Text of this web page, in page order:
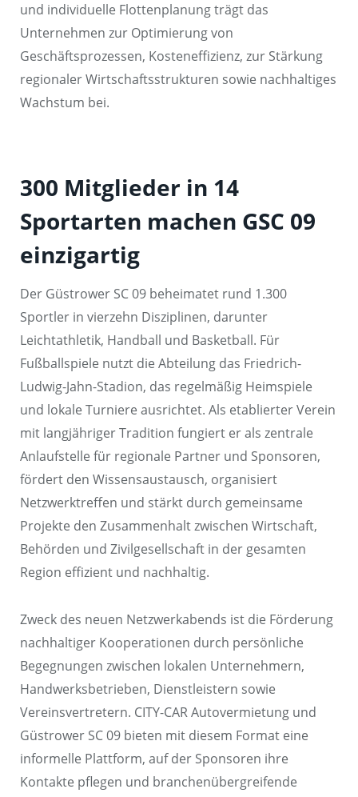
und individuelle Flottenplanung trägt das
Unternehmen zur Optimierung von
Geschäftsprozessen, Kosteneffizienz, zur Stärkung
regionaler Wirtschaftsstrukturen sowie nachhaltiges
Wachstum bei.
300 Mitglieder in 14
Sportarten machen GSC 09
einzigartig
Der Güstrower SC 09 beheimatet rund 1.300
Sportler in vierzehn Disziplinen, darunter
Leichtathletik, Handball und Basketball. Für
Fußballspiele nutzt die Abteilung das Friedrich-
Ludwig-Jahn-Stadion, das regelmäßig Heimspiele
und lokale Turniere ausrichtet. Als etablierter Verein
mit langjähriger Tradition fungiert er als zentrale
Anlaufstelle für regionale Partner und Sponsoren,
fördert den Wissensaustausch, organisiert
Netzwerktreffen und stärkt durch gemeinsame
Projekte den Zusammenhalt zwischen Wirtschaft,
Behörden und Zivilgesellschaft in der gesamten
Region effizient und nachhaltig.
Zweck des neuen Netzwerkabends ist die Förderung
nachhaltiger Kooperationen durch persönliche
Begegnungen zwischen lokalen Unternehmern,
Handwerksbetrieben, Dienstleistern sowie
Vereinsvertretern. CITY-CAR Autovermietung und
Güstrower SC 09 bieten mit diesem Format eine
informelle Plattform, auf der Sponsoren ihre
Kontakte pflegen und branchenübergreifende